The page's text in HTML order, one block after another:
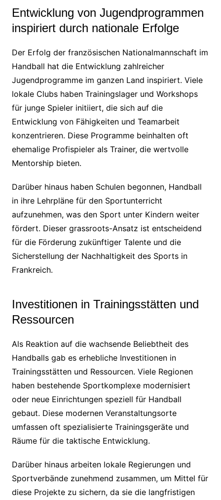
Entwicklung von Jugendprogrammen
inspiriert durch nationale Erfolge
Der Erfolg der französischen Nationalmannschaft im
Handball hat die Entwicklung zahlreicher
Jugendprogramme im ganzen Land inspiriert. Viele
lokale Clubs haben Trainingslager und Workshops
für junge Spieler initiiert, die sich auf die
Entwicklung von Fähigkeiten und Teamarbeit
konzentrieren. Diese Programme beinhalten oft
ehemalige Profispieler als Trainer, die wertvolle
Mentorship bieten.
Darüber hinaus haben Schulen begonnen, Handball
in ihre Lehrpläne für den Sportunterricht
aufzunehmen, was den Sport unter Kindern weiter
fördert. Dieser grassroots-Ansatz ist entscheidend
für die Förderung zukünftiger Talente und die
Sicherstellung der Nachhaltigkeit des Sports in
Frankreich.
Investitionen in Trainingsstätten und
Ressourcen
Als Reaktion auf die wachsende Beliebtheit des
Handballs gab es erhebliche Investitionen in
Trainingsstätten und Ressourcen. Viele Regionen
haben bestehende Sportkomplexe modernisiert
oder neue Einrichtungen speziell für Handball
gebaut. Diese modernen Veranstaltungsorte
umfassen oft spezialisierte Trainingsgeräte und
Räume für die taktische Entwicklung.
Darüber hinaus arbeiten lokale Regierungen und
Sportverbände zunehmend zusammen, um Mittel für
diese Projekte zu sichern, da sie die langfristigen